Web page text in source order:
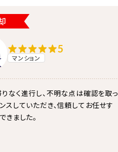
5
マンション
なく進行し、不明な点は確認を取っ
スしていただき、信頼してお任せす
きました。